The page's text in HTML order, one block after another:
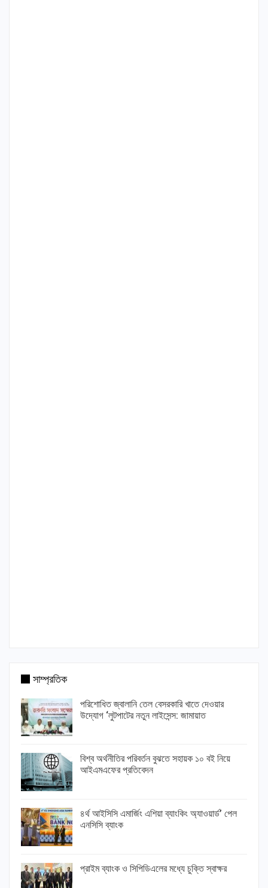
সাম্প্রতিক
পরিশোধিত জ্বালানি তেল বেসরকারি খাতে দেওয়ার
উদ্যোগ ‘লুটপাটের নতুন লাইসেন্স: জামায়াত
বিশ্ব অর্থনীতির পরিবর্তন বুঝতে সহায়ক ১০ বই নিয়ে
আইএমএফের প্রতিবেদন
৪র্থ আইসিসি এমার্জিং এশিয়া ব্যাংকিং অ্যাওয়ার্ড’ পেল
এনসিসি ব্যাংক
প্রাইম ব্যাংক ও সিপিডিএলের মধ্যে চুক্তি স্বাক্ষর